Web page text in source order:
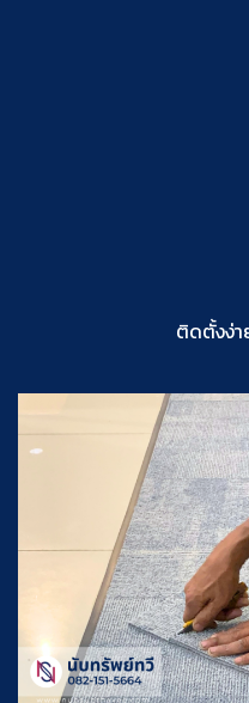
ติดตั้งง่า